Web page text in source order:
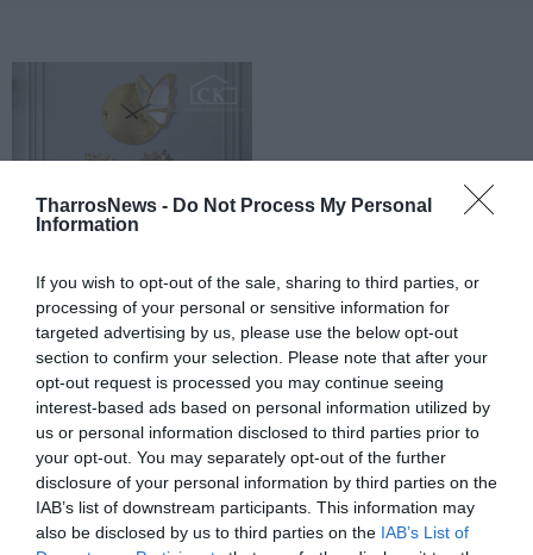
TharrosNews - Do Not Process My Personal
Information
If you wish to opt-out of the sale, sharing to third parties, or
processing of your personal or sensitive information for
targeted advertising by us, please use the below opt-out
section to confirm your selection. Please note that after your
opt-out request is processed you may continue seeing
interest-based ads based on personal information utilized by
us or personal information disclosed to third parties prior to
your opt-out. You may separately opt-out of the further
disclosure of your personal information by third parties on the
IAB’s list of downstream participants. This information may
also be disclosed by us to third parties on the IAB’s List of